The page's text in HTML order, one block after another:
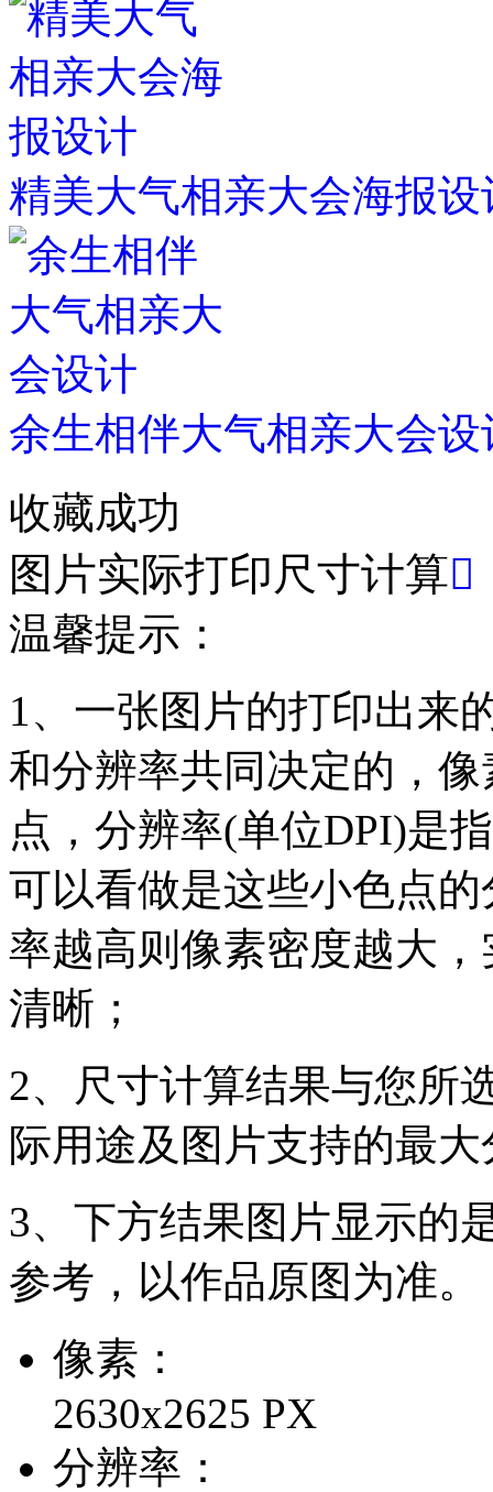
精美大气相亲大会海报设
余生相伴大气相亲大会设
收藏成功
图片实际打印尺寸计算
温馨提示：
1、一张图片的打印出来
和分辨率共同决定的，
点，分辨率(单位DPI)是
可以看做是这些小色点
率越高则像素密度越大
清晰；
2、尺寸计算结果与您所
际用途及图片支持的最
3、下方结果图片显示的
参考，以作品原图为准。
像素：
2630x2625 PX
分辨率：